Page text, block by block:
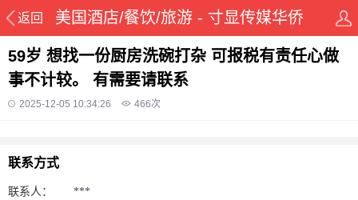
返回 美国酒店/餐饮/旅游 - 寸显传媒华侨
在线华人资讯网
59岁 想找一份厨房洗碗打杂 可报税有责任心做
事不计较。 有需要请联系
2025-12-05 10:34:26 466次
联系方式
联系人：
***